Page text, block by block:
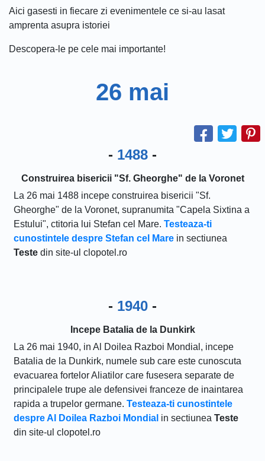
Aici gasesti in fiecare zi evenimentele ce si-au lasat
amprenta asupra istoriei
Descopera-le pe cele mai importante!
26 mai
- 1488 -
Construirea bisericii "Sf. Gheorghe" de la Voronet
La 26 mai 1488 incepe construirea bisericii "Sf.
Gheorghe" de la Voronet, supranumita "Capela Sixtina a
Estului", ctitoria lui Stefan cel Mare. Testeaza-ti
cunostintele despre Stefan cel Mare in sectiunea
Teste din site-ul clopotel.ro
- 1940 -
Incepe Batalia de la Dunkirk
La 26 mai 1940, in Al Doilea Razboi Mondial, incepe
Batalia de la Dunkirk, numele sub care este cunoscuta
evacuarea fortelor Aliatilor care fusesera separate de
principalele trupe ale defensivei franceze de inaintarea
rapida a trupelor germane. Testeaza-ti cunostintele
despre Al Doilea Razboi Mondial in sectiunea Teste
din site-ul clopotel.ro